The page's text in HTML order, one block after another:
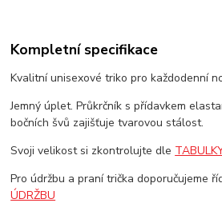
Kompletní specifikace
Kvalitní unisexové triko pro každodenní
Jemný úplet. Průkrčník s přídavkem
bočních švů zajišťuje tvarovou stálost.
Svoji velikost si zkontrolujte dle
Pro údržbu a praní trička doporučujeme
ÚDRŽBU